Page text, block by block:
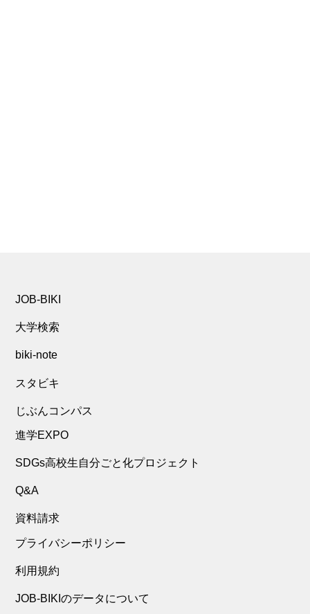
JOB-BIKI
大学検索
biki-note
スタビキ
じぶんコンパス
進学EXPO
SDGs高校生自分ごと化プロジェクト
Q&A
資料請求
プライバシーポリシー
利用規約
JOB-BIKIのデータについて